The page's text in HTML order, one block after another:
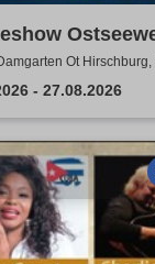
Hirschburg
Ot
- 27.08.2026